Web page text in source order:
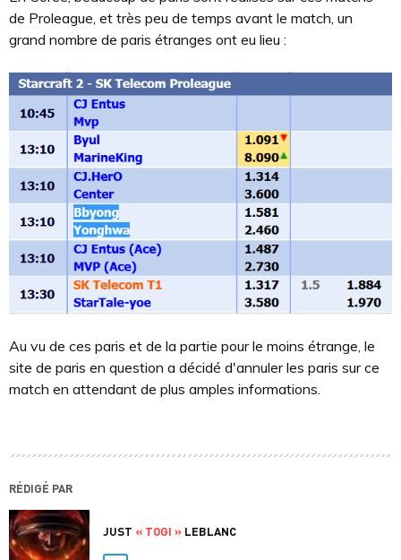
de Proleague, et très peu de temps avant le match, un
grand nombre de paris étranges ont eu lieu :
Au vu de ces paris et de la partie pour le moins étrange, le
site de paris en question a décidé d'annuler les paris sur ce
match en attendant de plus amples informations.
RÉDIGÉ PAR
JUST « TOGI » LEBLANC